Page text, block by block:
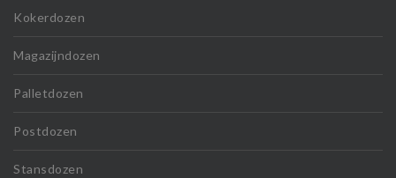
Kokerdozen
Magazijndozen
Palletdozen
Postdozen
Stansdozen